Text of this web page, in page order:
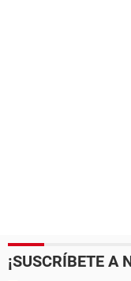
¡SUSCRÍBETE A